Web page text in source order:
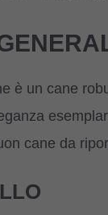
è un cane
cane da